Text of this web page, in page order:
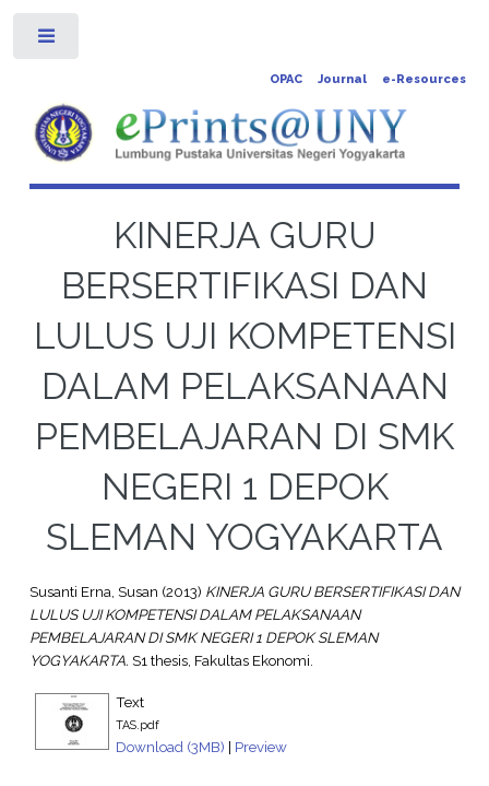
OPAC Journal e-Resources
KINERJA GURU
BERSERTIFIKASI DAN
LULUS UJI KOMPETENSI
DALAM PELAKSANAAN
PEMBELAJARAN DI SMK
NEGERI 1 DEPOK
SLEMAN YOGYAKARTA
Susanti Erna, Susan (2013) KINERJA GURU BERSERTIFIKASI DAN
LULUS UJI KOMPETENSI DALAM PELAKSANAAN
PEMBELAJARAN DI SMK NEGERI 1 DEPOK SLEMAN
YOGYAKARTA. S1 thesis, Fakultas Ekonomi.
Text
TAS.pdf
Download (3MB) | Preview